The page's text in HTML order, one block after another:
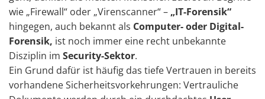
wie „Firewall“ oder „Virenscanner“ – „IT-Forensik“
hingegen, auch bekannt als Computer- oder Digital-
Forensik, ist noch immer eine recht unbekannte
Disziplin im Security-Sektor.
Ein Grund dafür ist häufig das tiefe Vertrauen in bereits
vorhandene Sicherheitsvorkehrungen: Vertrauliche